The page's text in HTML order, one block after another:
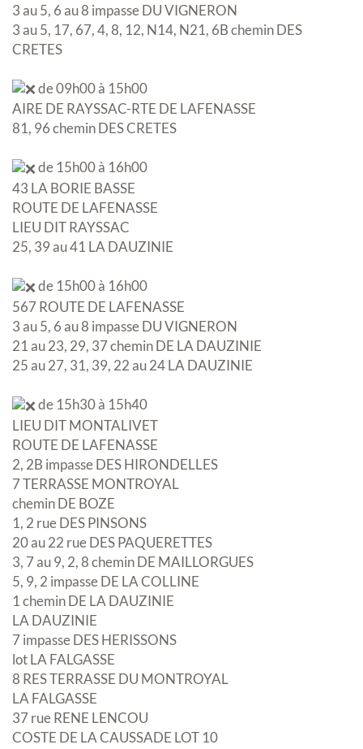
3 au 5, 6 au 8 impasse DU VIGNERON
3 au 5, 17, 67, 4, 8, 12, N14, N21, 6B chemin DES
CRETES
de 09h00 à 15h00
AIRE DE RAYSSAC-RTE DE LAFENASSE
81, 96 chemin DES CRETES
de 15h00 à 16h00
43 LA BORIE BASSE
ROUTE DE LAFENASSE
LIEU DIT RAYSSAC
25, 39 au 41 LA DAUZINIE
de 15h00 à 16h00
567 ROUTE DE LAFENASSE
3 au 5, 6 au 8 impasse DU VIGNERON
21 au 23, 29, 37 chemin DE LA DAUZINIE
25 au 27, 31, 39, 22 au 24 LA DAUZINIE
de 15h30 à 15h40
LIEU DIT MONTALIVET
ROUTE DE LAFENASSE
2, 2B impasse DES HIRONDELLES
7 TERRASSE MONTROYAL
chemin DE BOZE
1, 2 rue DES PINSONS
20 au 22 rue DES PAQUERETTES
3, 7 au 9, 2, 8 chemin DE MAILLORGUES
5, 9, 2 impasse DE LA COLLINE
1 chemin DE LA DAUZINIE
LA DAUZINIE
7 impasse DES HERISSONS
lot LA FALGASSE
8 RES TERRASSE DU MONTROYAL
LA FALGASSE
37 rue RENE LENCOU
COSTE DE LA CAUSSADE LOT 10